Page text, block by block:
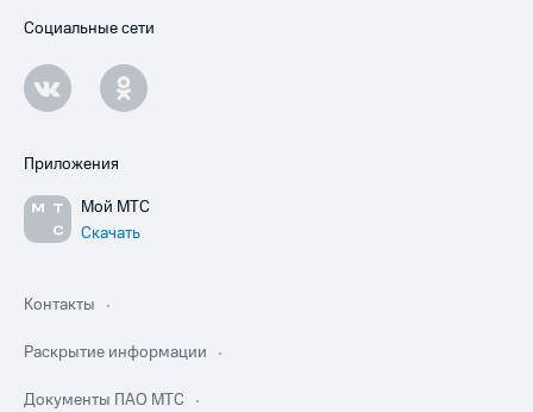
Социальные сети
Приложения
Мой МТС
Скачать
Контакты
Раскрытие информации
Документы ПАО МТС